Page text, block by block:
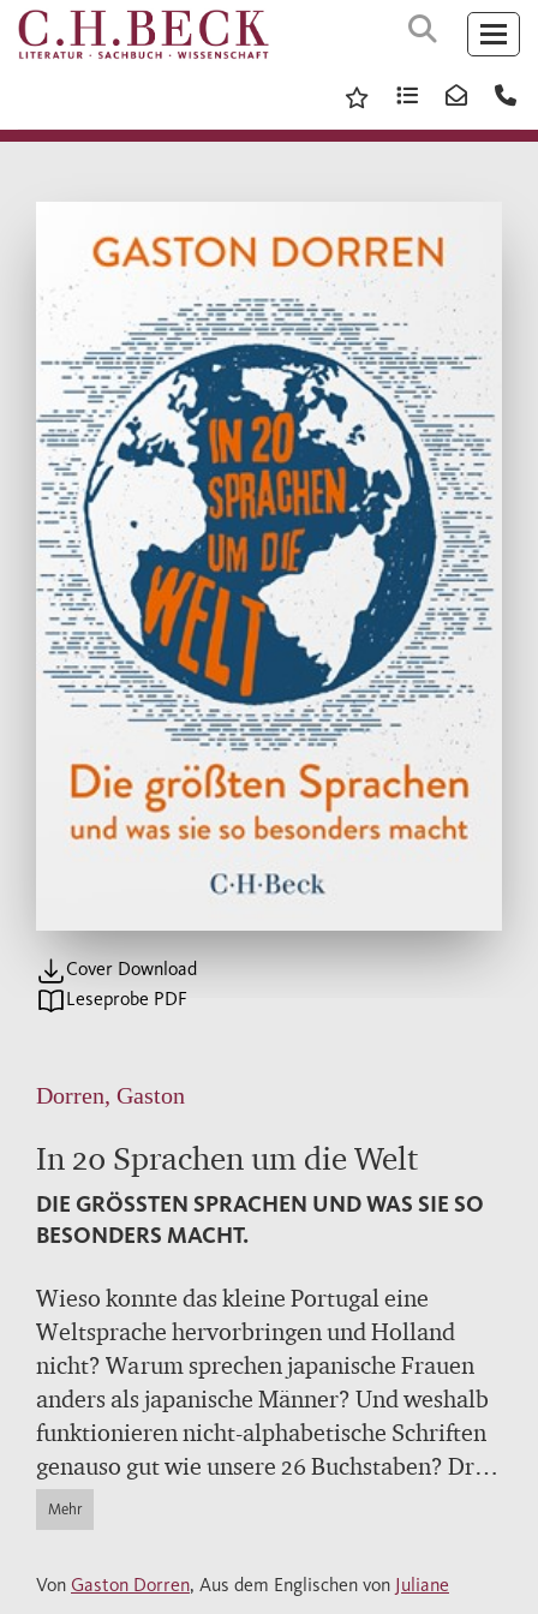
Cover Download
Leseprobe PDF
Dorren, Gaston
In 20 Sprachen um die Welt
DIE GRÖSSTEN SPRACHEN UND WAS SIE SO B
ESONDERS MACHT.
Wieso konnte das kleine Portugal eine
Weltsprache hervorbringen und Holland
nicht? Warum sprechen japanische Frauen
anders als japanische Männer? Und weshalb
funktionieren nicht-alphabetische Schriften
genauso gut wie unsere 26 Buchstaben? Drei
Viertel aller Menschen sprechen eine der 20
Sprachen, von denen dieses Buch erzählt.
ungewöhnlichen Geschichten ein und erklärt
Mehr
Von Gaston Dorren, Aus dem Englischen von Juliane